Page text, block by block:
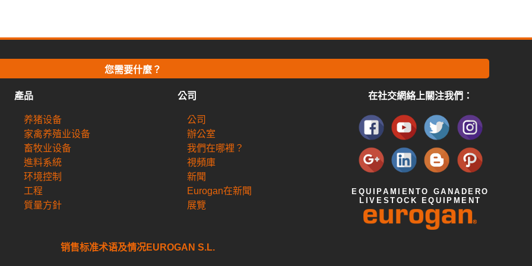
您需要什麼？
在社交網絡上關注我們：
EQUIPAMIENTO GANADERO
LIVESTOCK EQUIPMENT
產品
养猪设备
家禽养殖业设备
畜牧业设备
進料系統
环境控制
工程
質量方針
公司
公司
辦公室
我們在哪裡？
視頻庫
新聞
Eurogan在新聞
展覽
销售标准术语及情况EUROGAN S.L.